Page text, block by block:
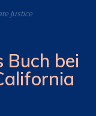
Justice
bei